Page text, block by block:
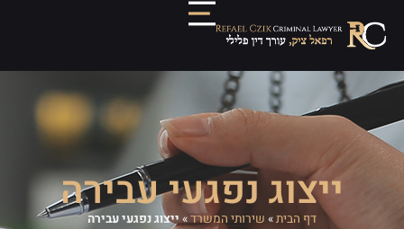
ייצוג נפגעי עבירה
דף הבית» שירותי המשרד»ייצוג נפגעי עבירה